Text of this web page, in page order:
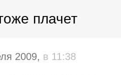
плачет
2009, в 11:38